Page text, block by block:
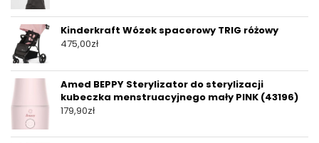
Kinderkraft Wózek spacerowy TRIG różowy
475,00zł
Amed BEPPY Sterylizator do sterylizacji
kubeczka menstruacyjnego mały PINK (43196)
179,90zł